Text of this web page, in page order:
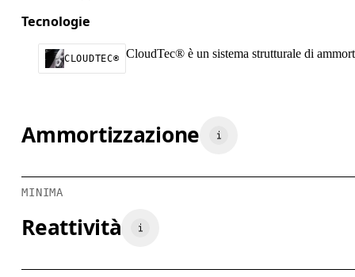
Tecnologie
CLOUDTEC® CloudTec® è un sistema strutturale di
Ammortizzazione
MINIMA
Reattività